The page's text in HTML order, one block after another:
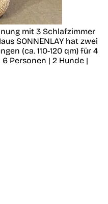
mit 3 Schlafzimmer
SONNENLAY hat zwei
(ca. 110-120 qm) für 4
Personen | 2 Hunde |